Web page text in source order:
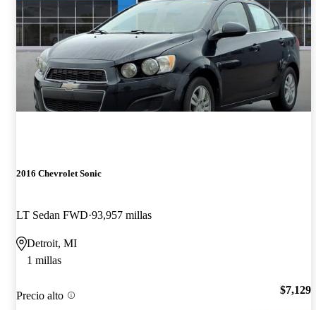
2016 Chevrolet Sonic
LT Sedan FWD 93,957 millas
Detroit, MI
1 millas
Precio alto $7,129